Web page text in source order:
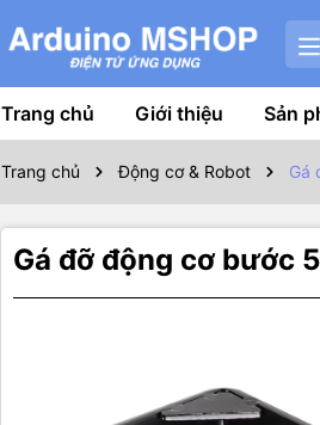
Trang chủ Giới thiệu Sản
Trang chủ Động cơ & Robot Gá
Gá đỡ động cơ bước